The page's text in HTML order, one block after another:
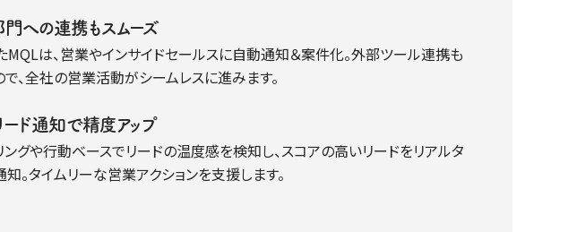
への連携もスムーズ
MQLは、営業やインサイドセールスに自動通知＆案件化。外部ツール連携も
で、全社の営業活動がシームレスに進みます。
ード通知で精度アップ
ングや行動ベースでリードの温度感を検知し、スコアの高いリードをリアルタ
。タイムリーな営業アクションを支援します。